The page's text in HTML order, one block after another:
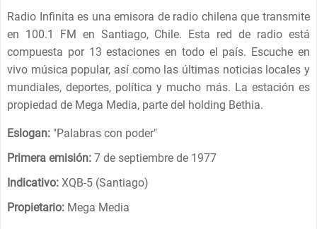
Radio Infinita es una emisora ​​de radio chilena que transmite
en 100.1 FM en Santiago, Chile. Esta red de radio está
compuesta por 13 estaciones en todo el país. Escuche en
vivo música popular, así como las últimas noticias locales y
mundiales, deportes, política y mucho más. La estación es
propiedad de Mega Media, parte del holding Bethia.
Eslogan: "Palabras con poder"
Primera emisión: 7 de septiembre de 1977
Indicativo: XQB-5 (Santiago)
Propietario: Mega Media